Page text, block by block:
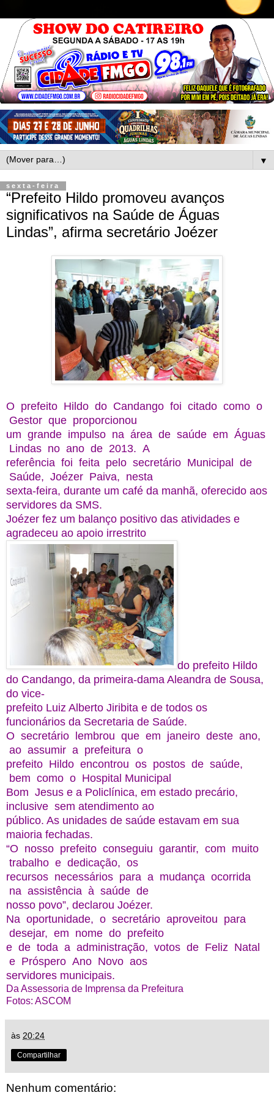
▼
sexta-feira
“Prefeito Hildo promoveu avanços
significativos na Saúde de Águas
Lindas”, afirma secretário Joézer
O prefeito Hildo do Candango foi citado como o
Gestor que proporcionou
um grande impulso na área de saúde em Águas
Lindas no ano de 2013. A
referência foi feita pelo secretário Municipal de
Saúde, Joézer Paiva, nesta
sexta-feira, durante um café da manhã, oferecido aos
servidores da SMS.
Joézer fez um balanço positivo das atividades e
agradeceu ao apoio irrestrito
do prefeito Hildo
do Candango, da primeira-dama Aleandra de Sousa,
do vice-
prefeito Luiz Alberto Jiribita e de todos os
funcionários da Secretaria de Saúde.
O secretário lembrou que em janeiro deste ano,
ao assumir a prefeitura o
prefeito Hildo encontrou os postos de saúde,
bem como o Hospital Municipal
Bom Jesus e a Policlínica, em estado precário,
inclusive sem atendimento ao
público. As unidades de saúde estavam em sua
maioria fechadas.
“O nosso prefeito conseguiu garantir, com muito
trabalho e dedicação, os
recursos necessários para a mudança ocorrida
na assistência à saúde de
nosso povo”, declarou Joézer.
Na oportunidade, o secretário aproveitou para
desejar, em nome do prefeito
e de toda a administração, votos de Feliz Natal
e Próspero Ano Novo aos
servidores municipais.
Da Assessoria de Imprensa da Prefeitura
Fotos: ASCOM
às 20:24
Compartilhar
Nenhum comentário: